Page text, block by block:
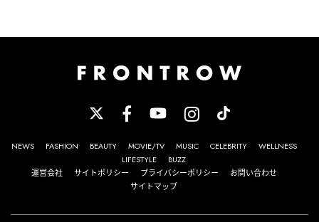
NEWS FASHION BEAUTY MOVIE/TV MUSIC CELEBRITY
WELLNESS
LIFESTYLE
BUZZ
運営会社
サイトポリシー プライバシーポリシー
お問い合わせ
サイトマップ